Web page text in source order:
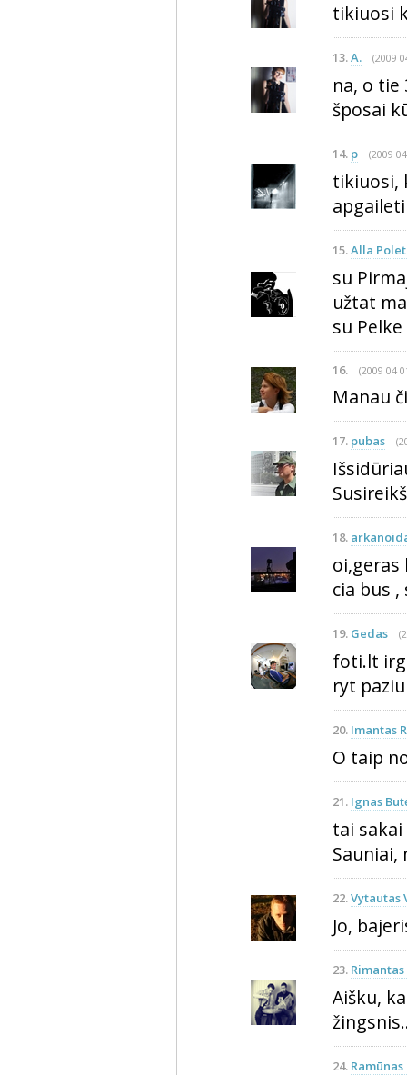
tikiuosi
13.A. (2009
na, o tie
šposai
14. p (2009
tikiuosi,
15.Alla
su
užtat
su
16. (2009 04
Manau
17. pubas
18.
oi,geras
cia bus ,
19. Gedas
foti.lt
ryt
20. Imantas
O taip
21. Ignas
tai
22.Vytautas
Jo,
23.
Aišku,
24.